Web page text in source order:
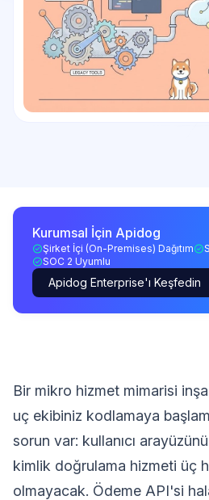
Kurumsal İçin Apidog
Şirket İçi (On-Premises) Dağıtım
SOC 2 Uyumlu
Apidog Enterprise'ı Keşfedin
Bir mikro hizmet mimarisi
uç ekibiniz kodlamaya
sorun var: kullanıcı
kimlik doğrulama hizmeti üç
olmayacak. Ödeme API'si